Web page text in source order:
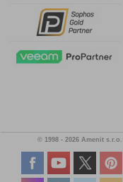
© 1998 - 2026 Amenit s.r.o.